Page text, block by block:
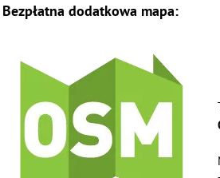
Bezpłatna dodatkowa mapa: